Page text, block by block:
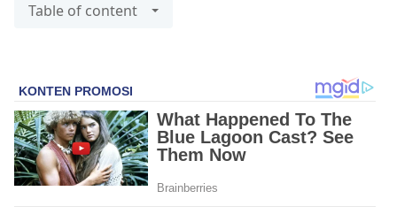
Table of content